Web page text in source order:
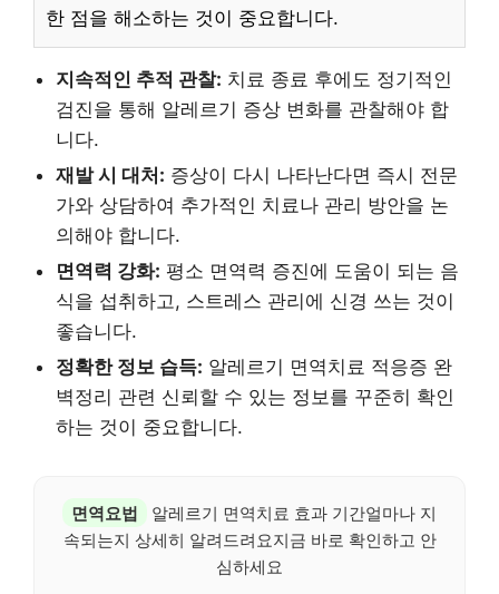
한 점을 해소하는 것이 중요합니다.
지속적인 추적 관찰: 치료 종료 후에도 정기적인
검진을 통해 알레르기 증상 변화를 관찰해야 합
니다.
재발 시 대처: 증상이 다시 나타난다면 즉시 전문
가와 상담하여 추가적인 치료나 관리 방안을 논
의해야 합니다.
면역력 강화: 평소 면역력 증진에 도움이 되는 음
식을 섭취하고, 스트레스 관리에 신경 쓰는 것이
좋습니다.
정확한 정보 습득: 알레르기 면역치료 적응증 완
벽정리 관련 신뢰할 수 있는 정보를 꾸준히 확인
하는 것이 중요합니다.
면역요법
알레르기 면역치료 효과 기간얼마나 지
속되는지 상세히 알려드려요지금 바로 확인하고 안
심하세요